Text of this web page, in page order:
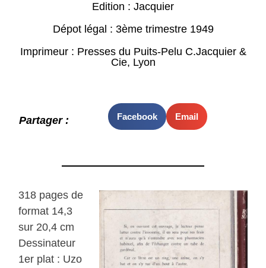
Edition : Jacquier
Dépot légal : 3ème trimestre 1949
Imprimeur : Presses du Puits-Pelu C.Jacquier &
Cie, Lyon
Partager : Facebook Email
318 pages de
format 14,3
sur 20,4 cm
Dessinateur
1er plat : Uzo